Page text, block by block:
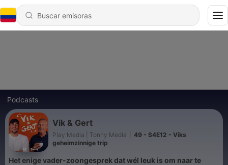
Podcasts
Vik & Gert
Play Media | Tonny Media
49 - S4E12 - Viks
geheimzinnige trip
Het enige vader-zoongesprek dat wél leuk is om naar te